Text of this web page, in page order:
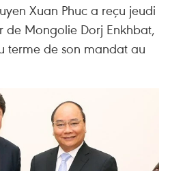
Xuan Phuc a reçu jeudi
de Mongolie Dorj Enkhbat,
terme de son mandat au